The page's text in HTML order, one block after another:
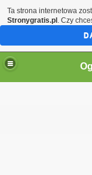
Ta strona internetowa
Stronygratis.pl . Czy